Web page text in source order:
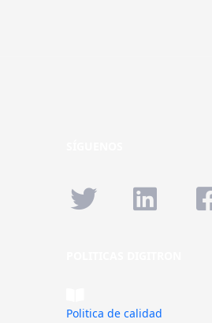
Politica de calidad